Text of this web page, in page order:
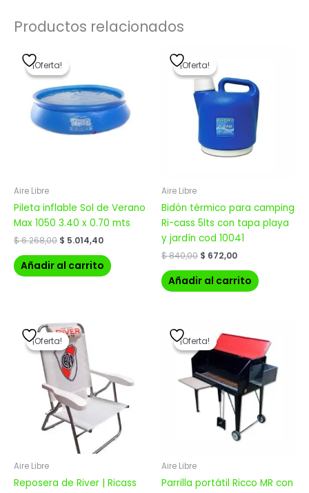
Productos relacionados
¡Oferta!
¡Oferta!
Aire Libre
Pileta inflable Sol de Verano
Max 1050 3.40 x 0.70 mts
$6.268,00
precio
original
era:
$ 6.268,00.
$ 5.014,40
$ 5.014,40.
Añadir al carrito
¡Oferta!
¡Oferta!
Aire Libre
Bidón térmico para camping
Ri-cass 5lts con tapa playa
y jardín cod 10041
$840,00
precio
original
era:
$ 840,00.
$ 672,00
es:
$ 672,00.
Añadir al carrito
¡Oferta!
¡Oferta!
Aire Libre
Reposera de River | Ricass
El
precio
original
era:
$ 2.940,00.
¡Oferta!
¡Oferta!
Aire Libre
Parrilla portátil Ricco MR con
precio
original
$ 11.480,00.
precio
actual
es:
$ 9.184,00.